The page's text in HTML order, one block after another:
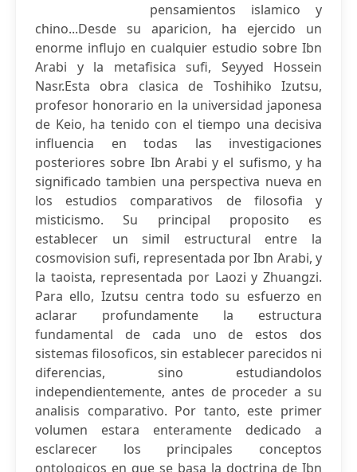
pensamientos islamico y
chino...Desde su aparicion, ha ejercido un
enorme influjo en cualquier estudio sobre Ibn
Arabi y la metafisica sufi, Seyyed Hossein
Nasr.Esta obra clasica de Toshihiko Izutsu,
profesor honorario en la universidad japonesa
de Keio, ha tenido con el tiempo una decisiva
influencia en todas las investigaciones
posteriores sobre Ibn Arabi y el sufismo, y ha
significado tambien una perspectiva nueva en
los estudios comparativos de filosofia y
misticismo. Su principal proposito es
establecer un simil estructural entre la
cosmovision sufi, representada por Ibn Arabi, y
la taoista, representada por Laozi y Zhuangzi.
Para ello, Izutsu centra todo su esfuerzo en
aclarar profundamente la estructura
fundamental de cada uno de estos dos
sistemas filosoficos, sin establecer parecidos ni
diferencias, sino estudiandolos
independientemente, antes de proceder a su
analisis comparativo. Por tanto, este primer
volumen estara enteramente dedicado a
esclarecer los principales conceptos
ontologicos en que se basa la doctrina de Ibn